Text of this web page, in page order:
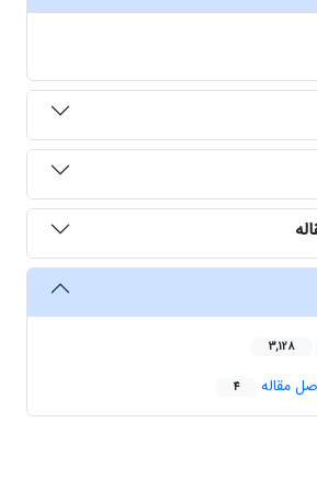
3,128
مقاله 4